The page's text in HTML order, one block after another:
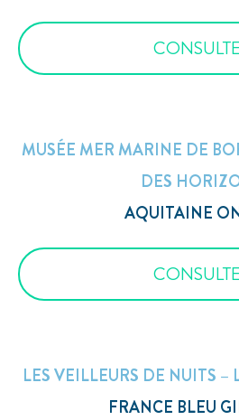
MUSÉE MER MARINE DE
DES
AQUITAINE
LES VEILLEURS DE NUITS
FRANCE BLEU